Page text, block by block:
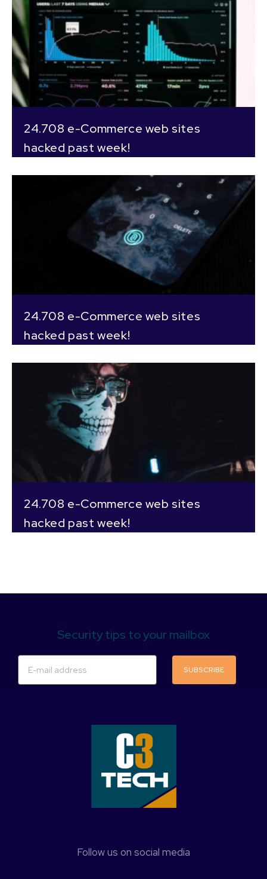
24.708 e-Commerce web sites
hacked past week!
24.708 e-Commerce web sites
hacked past week!
24.708 e-Commerce web sites
hacked past week!
Security tips to your mailbox
SUBSCRIBE
Follow us on social media